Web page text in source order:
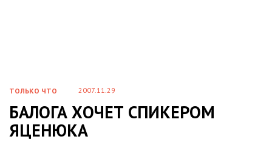
ТОЛЬКО ЧТО 2007.11.29
БАЛОГА ХОЧЕТ СПИКЕРОМ
ЯЦЕНЮКА